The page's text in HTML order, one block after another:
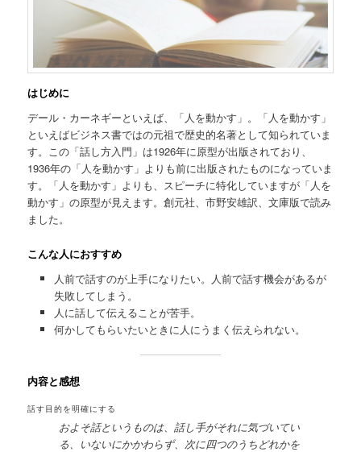
はじめに
デール・カーネギーといえば、「人を動かす」。「人を動かす」
といえばビジネス書ではの元祖で歴史的名著として知られていま
す。この「話し方入門」は1926年に原型が出版されており、
1936年の「人を動かす」よりも前に出版されたものになっていま
す。「人を動かす」よりも、スピーチに特化していますが「人を
動かす」の原型が見えます。創元社、市野安雄訳、文庫版で読み
ました。
こんな人におすすめ
人前で話すのが上手になりたい。人前で話す機会があるが
失敗してしまう。
人に話して伝えることが苦手。
何かしてもらいたいときに人にうまく伝えられない。
内容と感想
話す目的を明確にする
およそ話というものは、話し手がそれに気づいてい
る、いないにかかわらず、次に四つのうちどれかを